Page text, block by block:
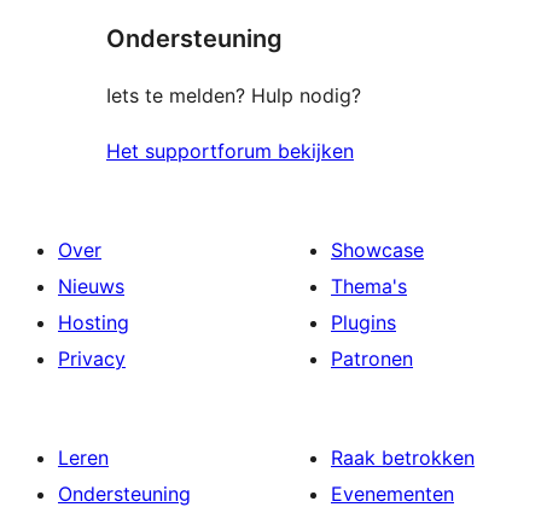
Ondersteuning
Iets te melden? Hulp nodig?
Het supportforum bekijken
Over
Nieuws
Hosting
Privacy
Showcase
Thema's
Plugins
Patronen
Leren
Ondersteuning
Raak betrokken
Evenementen